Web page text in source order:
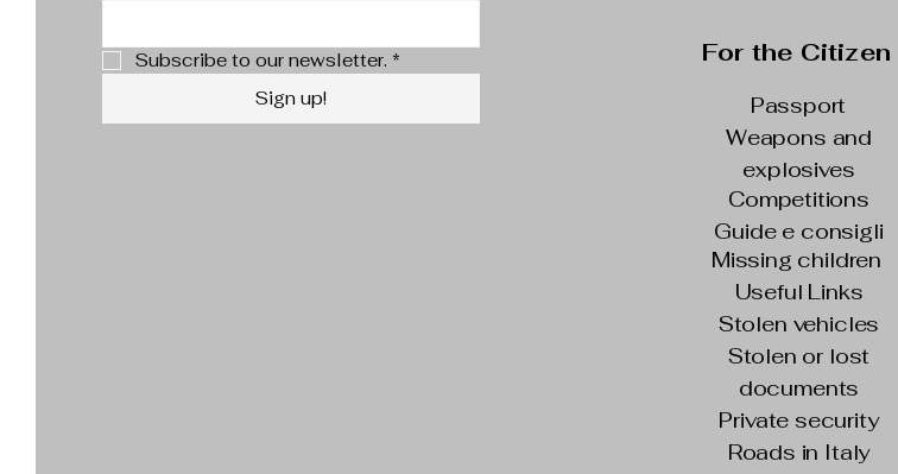
Subscribe to our newsletter. *
Sign up!
For the Citizen
Passport
Weapons and
explosives
Competitions
Guide e consigli
Missing children
Useful Links
Stolen vehicles
Stolen or lost
documents
Private security
Roads in Italy